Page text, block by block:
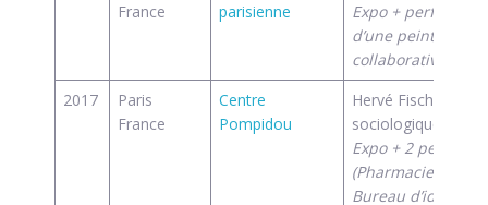
France
parisienne
Expo +
d’une peinture
collaborative
2017
Paris
France
Centre
Pompidou
Hervé Fischer et
sociologique
Expo + 2
(Pharmacie
Bureau d’identité